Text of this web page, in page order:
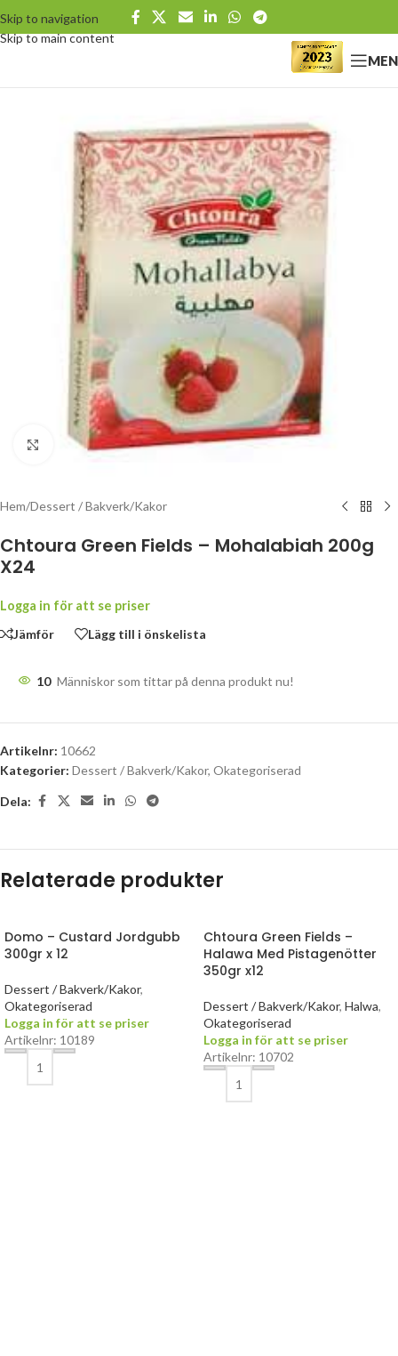
Skip to navigation
Skip to main content
Klicka för att förstora
Hem/Dessert / Bakverk/Kakor
Chtoura Green Fields – Mohalabiah 200g
X24
Logga in för att se priser
Jämför
Lägg till i önskelista
10 Människor som tittar på denna produkt nu!
Artikelnr: 10662
Kategorier: Dessert / Bakverk/Kakor, Okategoriserad
Dela:
Relaterade produkter
Domo – Custard Jordgubb
300gr x 12
Dessert / Bakverk/Kakor,
Okategoriserad
Logga in för att se priser
Artikelnr: 10189
Chtoura Green Fields –
Halawa Med Pistagenötter
350gr x12
Dessert / Bakverk/Kakor, Halwa,
Okategoriserad
Logga in för att se priser
Artikelnr: 10702